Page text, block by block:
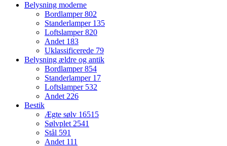
Belysning moderne
Bordlamper802
Standerlamper 135
Loftslamper820
Andet 183
Uklassificerede 79
Belysning ældre og antik
Bordlamper854
Standerlamper 17
Loftslamper 532
Andet226
Bestik
Ægte sølv 16515
Sølvplet2541
Stål 591
Andet 111